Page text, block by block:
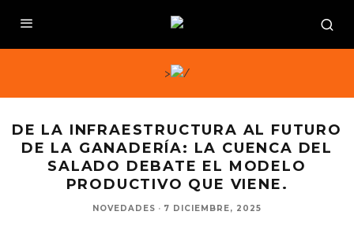
>
DE LA INFRAESTRUCTURA AL FUTURO
DE LA GANADERÍA: LA CUENCA DEL
SALADO DEBATE EL MODELO
PRODUCTIVO QUE VIENE.
NOVEDADES · 7 DICIEMBRE, 2025